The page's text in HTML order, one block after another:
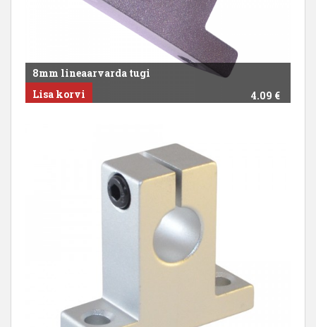
8mm lineaarvarda tugi
4.09 €
Lisa korvi